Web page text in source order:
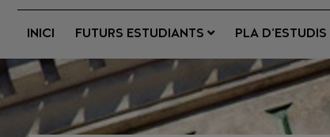
INICI FUTURS ESTUDIANTS PLA D’ESTUDIS